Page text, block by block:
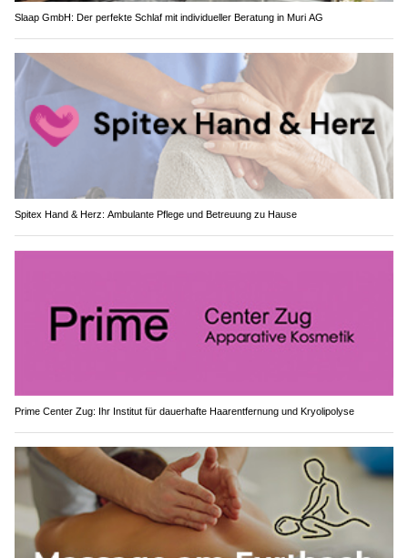
Slaap GmbH: Der perfekte Schlaf mit individueller Beratung in Muri AG
Spitex Hand & Herz: Ambulante Pflege und Betreuung zu Hause
Prime Center Zug: Ihr Institut für dauerhafte Haarentfernung und Kryolipolyse